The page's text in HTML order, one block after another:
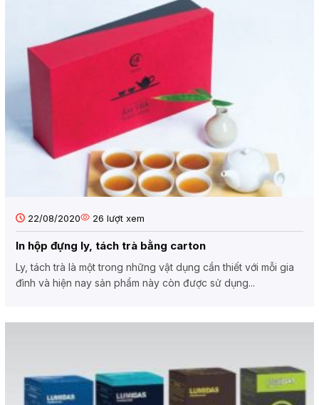
22/08/2020 26 lượt xem
In hộp đựng ly, tách trà bằng carton
Ly, tách trà là một trong những vật dụng cần thiết với mỗi gia
đình và hiện nay sản phẩm này còn được sử dụng...